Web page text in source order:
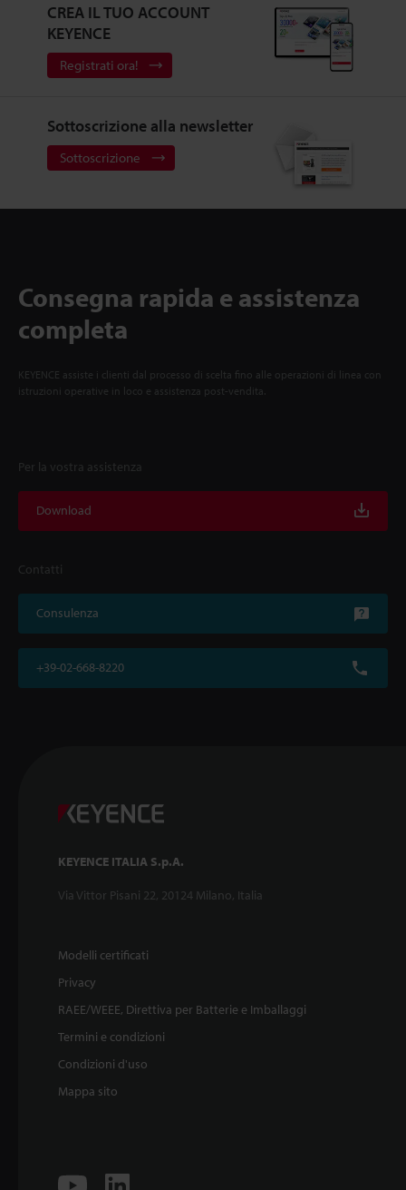
CREA IL TUO ACCOUNT
KEYENCE
Registrati ora!
Sottoscrizione alla newsletter
Sottoscrizione
Consegna rapida e assistenza
completa
KEYENCE assiste i clienti dal processo di scelta fino alle operazioni di linea con
istruzioni operative in loco e assistenza post-vendita.
Per la vostra assistenza
Download
Contatti
Consulenza
+39-02-668-8220
KEYENCE ITALIA S.p.A.
Via Vittor Pisani 22, 20124 Milano, Italia
Modelli certificati
Privacy
RAEE/WEEE, Direttiva per Batterie e Imballaggi
Termini e condizioni
Condizioni d'uso
Mappa sito